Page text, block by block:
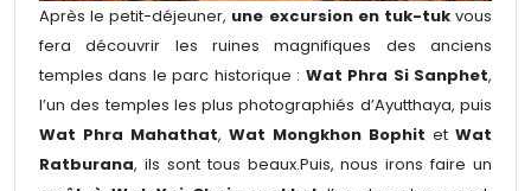
Après le petit-déjeuner, une excursion en tuk-tukvous
fera découvrir les ruines magnifiques des anciens
temples dans le parc historique : Wat Phra Si Sanphet,
l’un des temples les plus photographiés d’Ayutthaya, puis
Wat Phra Mahathat, Wat Mongkhon Bophit et Wat
Ratburana, ils sont tous beaux.Puis, nous irons faire un